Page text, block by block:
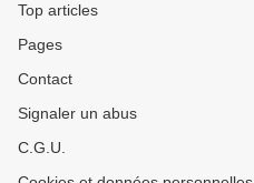
Top articles
Pages
Contact
Signaler un abus
C.G.U.